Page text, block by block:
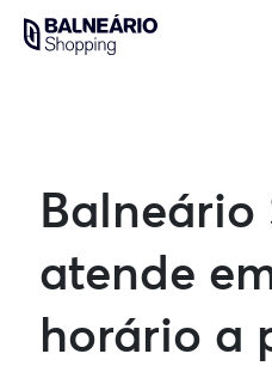
content
Balneário
atende
horário a